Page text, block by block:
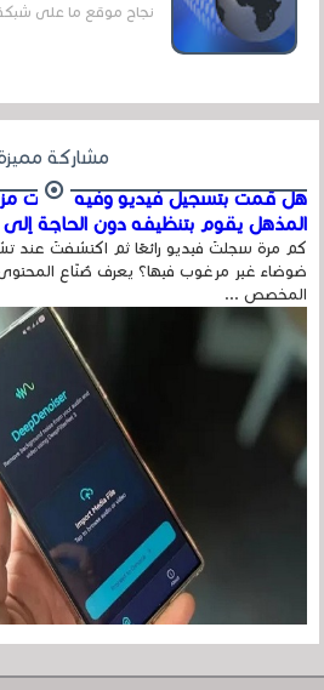
نجاح موقع ما على شبكة
مشاركة
هل قمت بتسجيل فيديو وفيه أصوت
المذهل يقوم بتنظيفه دون الحاجة إلى
كم مرة سجلتَ فيديو رائعًا ثم اكتشفتَ عند
ضوضاء غير مرغوب فيها؟ يعرف صُنّاع
المخصص ...